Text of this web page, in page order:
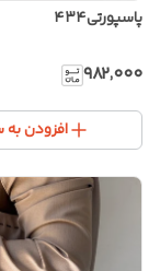
پاسپورتی۴۳۴
۹۸۲٬۰۰۰
افزودن